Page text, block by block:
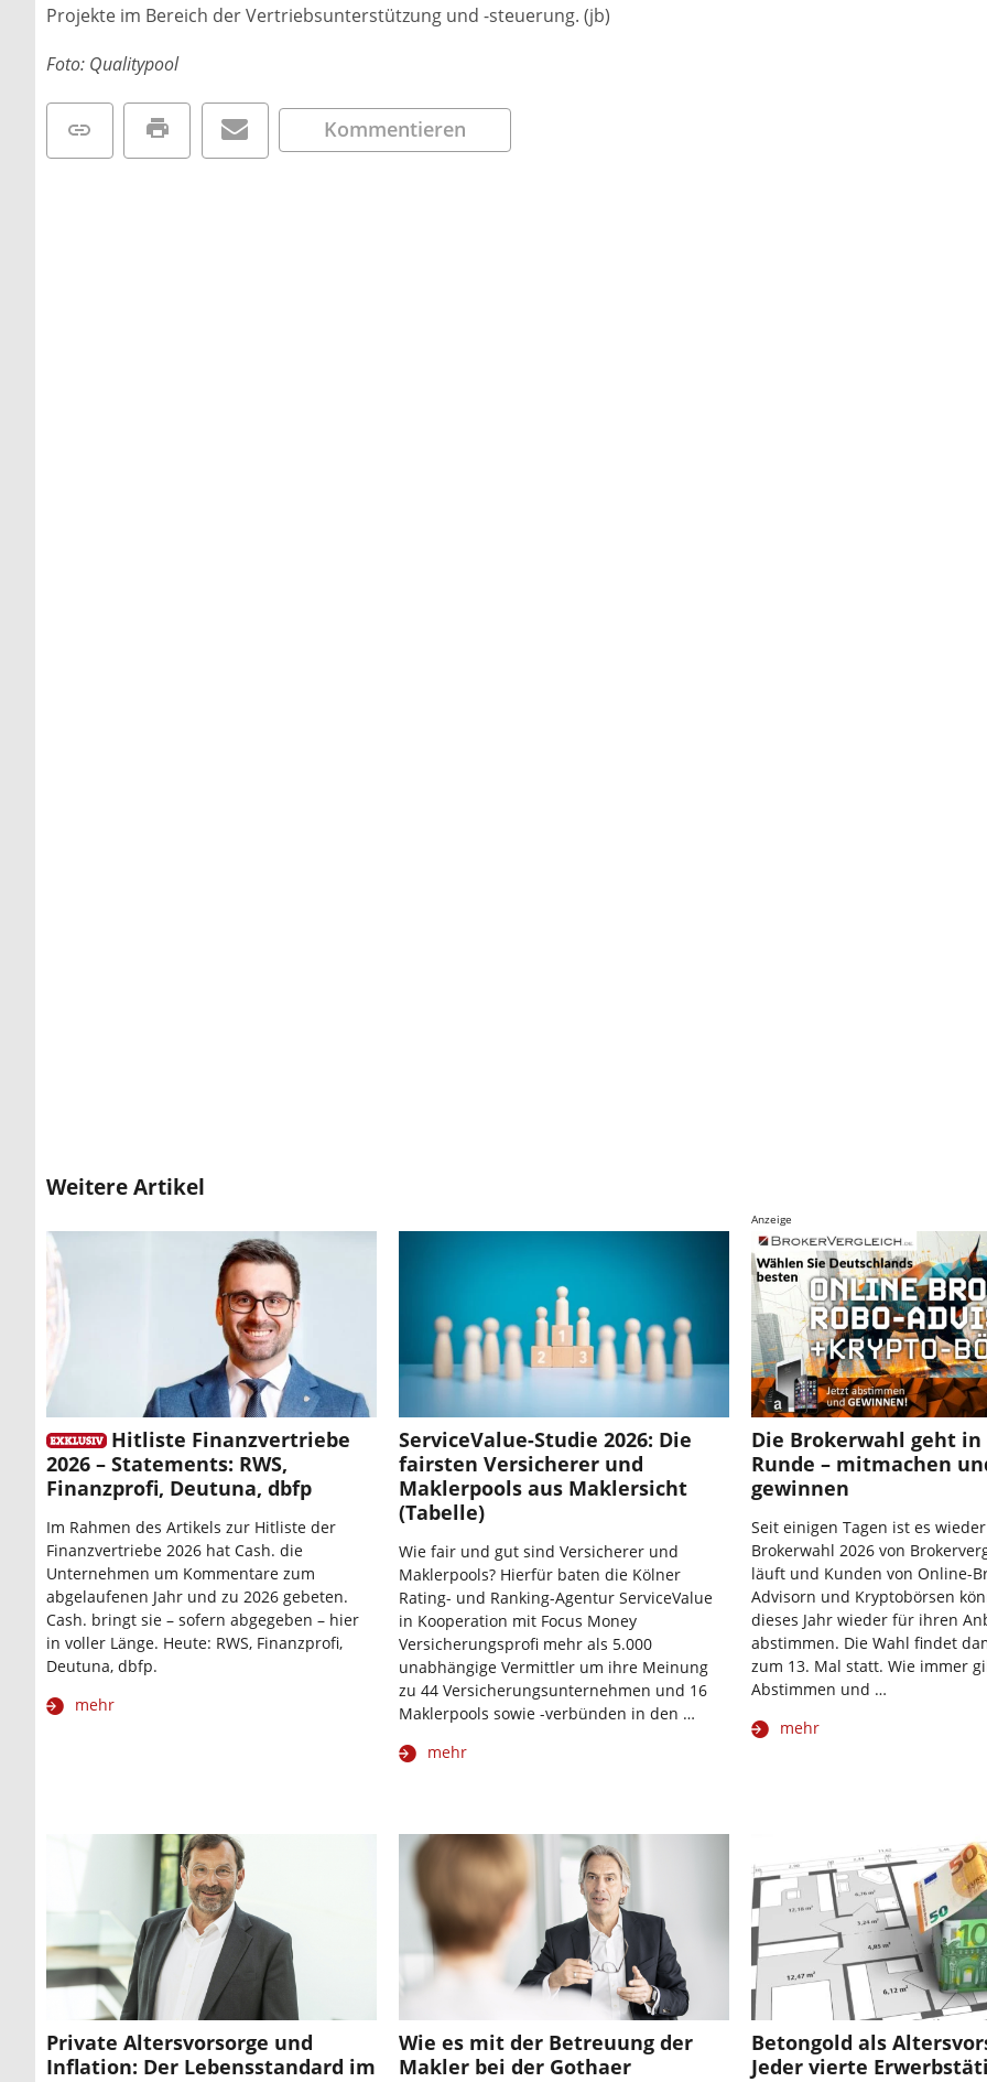
Projekte im Bereich der Vertriebsunterstützung und -steuerung. (jb)
Foto: Qualitypool
Kommentieren
Weitere Artikel
Hitliste Finanzvertriebe
2026 – Statements: RWS,
Finanzprofi, Deutuna, dbfp
Im Rahmen des Artikels zur Hitliste der
Finanzvertriebe 2026 hat Cash. die
Unternehmen um Kommentare zum
abgelaufenen Jahr und zu 2026 gebeten.
Cash. bringt sie – sofern abgegeben – hier
in voller Länge. Heute: RWS, Finanzprofi,
Deutuna, dbfp.
mehr
ServiceValue-Studie 2026: Die
fairsten Versicherer und
Maklerpools aus Maklersicht
(Tabelle)
Wie fair und gut sind Versicherer und
Maklerpools? Hierfür baten die Kölner
Rating- und Ranking-Agentur ServiceValue
in Kooperation mit Focus Money
Versicherungsprofi mehr als 5.000
unabhängige Vermittler um ihre Meinung
zu 44 Versicherungsunternehmen und 16
Maklerpools sowie -verbünden in den …
mehr
Anzeige
Die Brokerwahl geht in
Runde – mitmachen
gewinnen
Seit einigen Tagen ist es
Brokerwahl 2026 von
läuft und Kunden von Online-
Advisorn und Kryptobörsen
dieses Jahr wieder für ihren
abstimmen. Die Wahl findet
zum 13. Mal statt. Wie immer
Abstimmen und …
mehr
Private Altersvorsorge und
Inflation: Der Lebensstandard im
Wie es mit der Betreuung der
Makler bei der Gothaer
Betongold als
Jeder vierte